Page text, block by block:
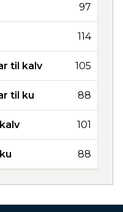
97
114
til kalv 105
til ku 88
101
88